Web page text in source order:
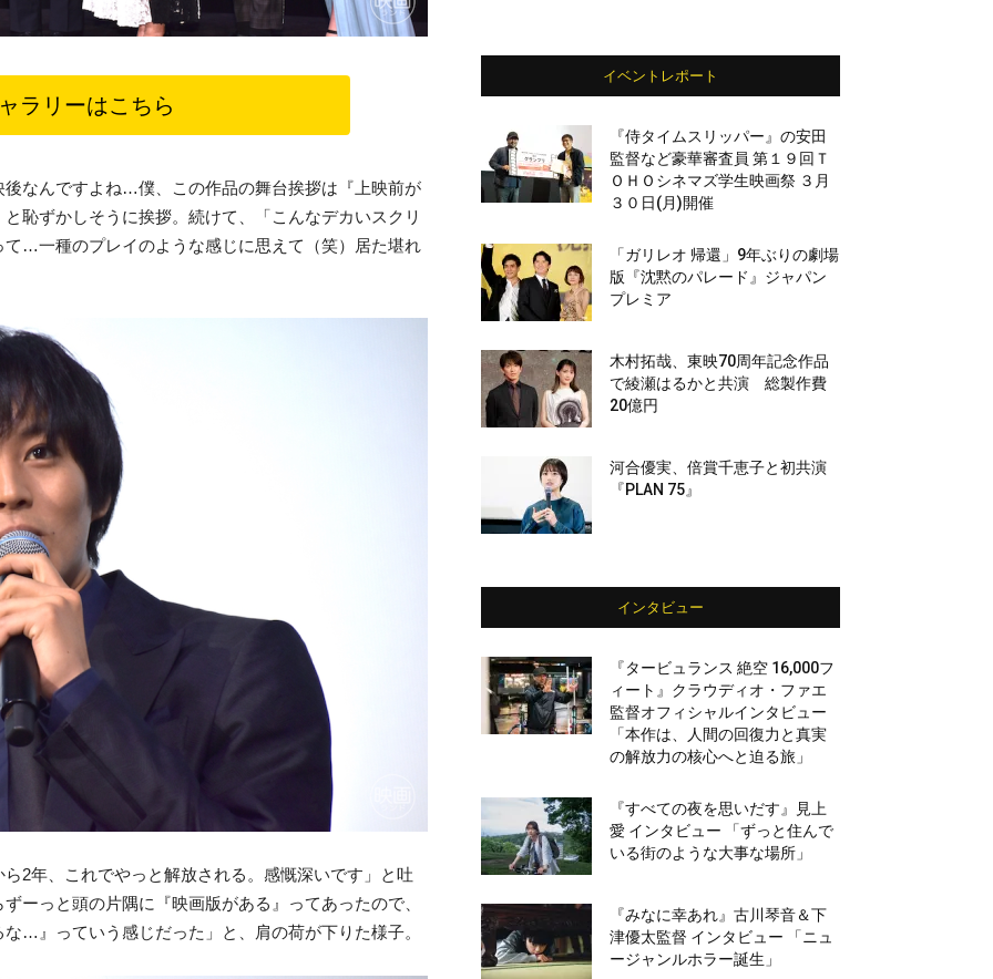
ラリーはこちら
なんですよね…僕、この作品の舞台挨拶は『上映前が
恥ずかしそうに挨拶。続けて、「こんなデカいスクリ
…一種のプレイのような感じに思えて（笑）居た堪れ
2年、これでやっと解放される。感慨深いです」と吐
ーっと頭の片隅に『映画版がある』ってあったので、
…』っていう感じだった」と、肩の荷が下りた様子。
イベントレポート
『侍タイムスリッパー』の安田
監督など豪華審査員 第１９回Ｔ
ＯＨＯシネマズ学生映画祭 ３月
３０日(月)開催
「ガリレオ 帰還」9年ぶりの劇場
版『沈黙のパレード』ジャパン
プレミア
木村拓哉、東映70周年記念作品
で綾瀬はるかと共演 総製作費
20億円
河合優実、倍賞千恵子と初共演
『PLAN 75』
インタビュー
『タービュランス 絶空 16,000フ
ィート』クラウディオ・ファエ
監督オフィシャルインタビュー
「本作は、人間の回復力と真実
の解放力の核心へと迫る旅」
『すべての夜を思いだす』見上
愛 インタビュー 「ずっと住んで
いる街のような大事な場所」
『みなに幸あれ』古川琴音＆下
津優太監督 インタビュー 「ニュ
ージャンルホラー誕生」